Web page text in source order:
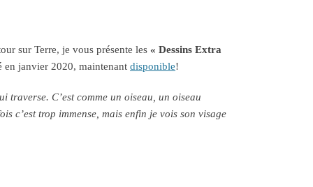
sur Terre, je vous présente les « Dessins Extra
en janvier 2020, maintenantdisponible!
traverse. C’est comme un oiseau, un oiseau
c’est trop immense, mais enfin je vois son visage